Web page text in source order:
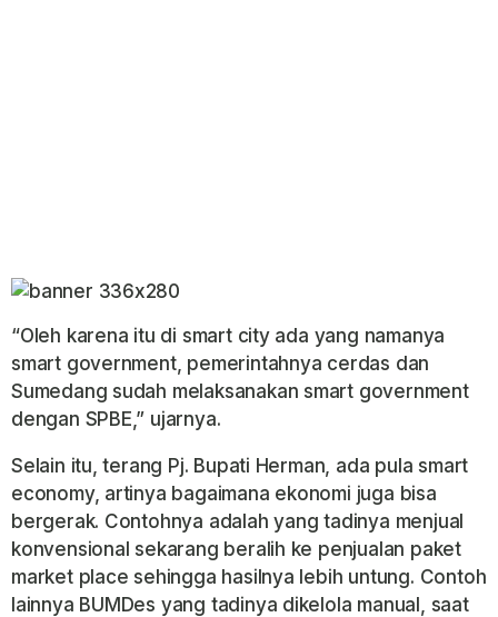
“Oleh karena itu di smart city ada yang namanya
smart government, pemerintahnya cerdas dan
Sumedang sudah melaksanakan smart government
dengan SPBE,” ujarnya.
Selain itu, terang Pj. Bupati Herman, ada pula smart
economy, artinya bagaimana ekonomi juga bisa
bergerak. Contohnya adalah yang tadinya menjual
konvensional sekarang beralih ke penjualan paket
market place sehingga hasilnya lebih untung. Contoh
lainnya BUMDes yang tadinya dikelola manual, saat